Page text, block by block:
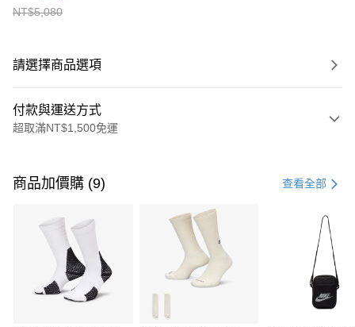
NT$5,080
請選擇商品選項
付款與運送方式
超取滿NT$1,500免運
信用卡一次付款
3 期 0 利率 每期 21家銀行
合作金庫商業銀行
第一商業銀行
華南商業銀行
彰化商業銀行
上海商業儲蓄銀行
Apple Pay
商品加價購 (9) 查看全部